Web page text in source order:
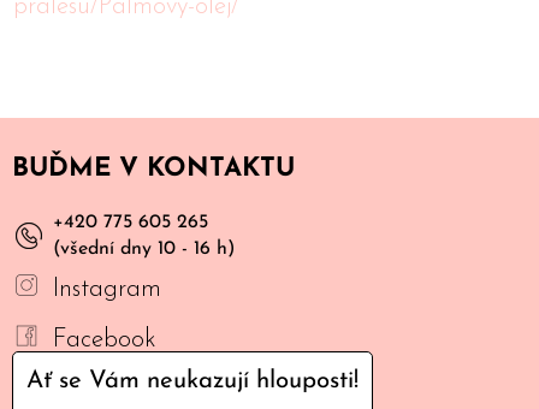
pralesu/Palmovy-olej/
BUĎME V KONTAKTU
+420 775 605 265
(všední dny 10 - 16 h)
Instagram
Facebook
YouTube
Ať se Vám neukazují hlouposti!